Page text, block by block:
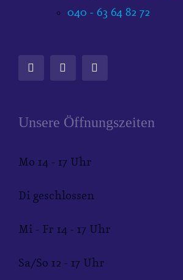
040 - 63 64 82 72
Unsere Öffnungszeiten
Mo 14 - 17 Uhr
Di geschlossen
Mi - Fr 14 - 17 Uhr
Sa/So 12 - 17 Uhr